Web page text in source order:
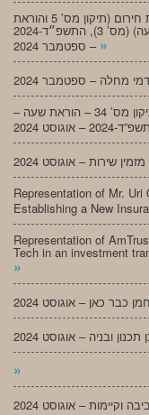
מעו”דכן יחסי עבודה – צו הגנה על עובדים בשעת חירום (תיקון מס’ 5 והוראת
שעה – חרבות ברזל) (הארכת תקופת הוראת השעה) (מס’ 3), התשפ״ד-2024
– ספטמבר 2024 »
מעו”דכן יחסי עבודה – חוק פיצויי פיטורים (תיקון מס’ 34 – הוראת שעה –
Representation of Mr.
Establishing a New
Representation of
Tech in an investment
»
»